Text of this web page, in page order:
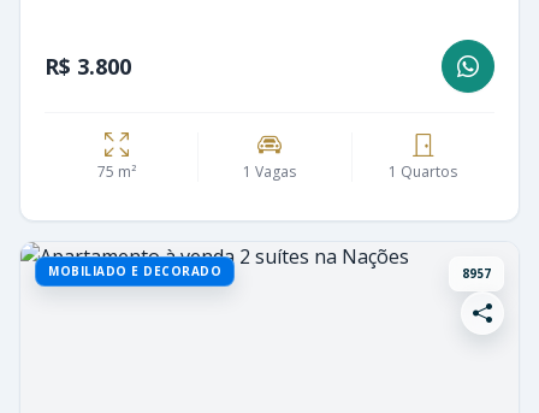
R$ 3.800
75 m² 1 Vagas 1 Quartos
MOBILIADO E DECORADO 8957